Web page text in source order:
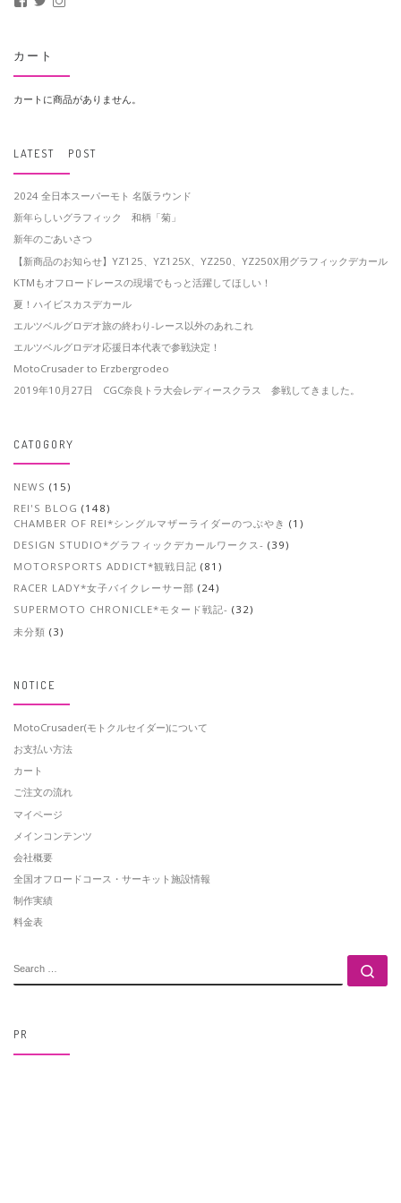
カート
カートに商品がありません。
LATEST POST
2024 全日本スーパーモト 名阪ラウンド
新年らしいグラフィック 和柄「菊」
新年のごあいさつ
【新商品のお知らせ】YZ125、YZ125X、YZ250、YZ250X用グラフィックデカール
KTMもオフロードレースの現場でもっと活躍してほしい！
夏！ハイビスカスデカール
エルツベルグロデオ旅の終わり-レース以外のあれこれ
エルツベルグロデオ応援日本代表で参戦決定！
MotoCrusader to Erzbergrodeo
2019年10月27日 CGC奈良トラ大会レディースクラス 参戦してきました。
CATOGORY
NEWS (15)
REI'S BLOG (148)
CHAMBER OF REI*シングルマザーライダーのつぶやき (1)
DESIGN STUDIO*グラフィックデカールワークス- (39)
MOTORSPORTS ADDICT*観戦日記 (81)
RACER LADY*女子バイクレーサー部 (24)
SUPERMOTO CHRONICLE*モタード戦記- (32)
未分類 (3)
NOTICE
MotoCrusader(モトクルセイダー)について
お支払い方法
カート
ご注文の流れ
マイページ
メインコンテンツ
会社概要
全国オフロードコース・サーキット施設情報
制作実績
料金表
PR